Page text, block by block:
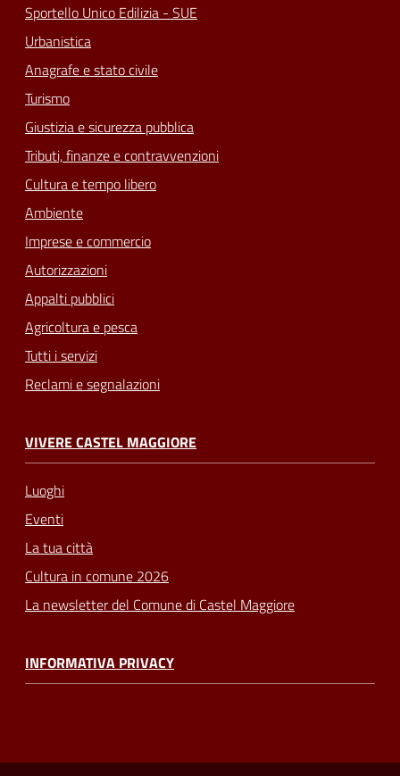
Sportello Unico Edilizia - SUE
Urbanistica
Anagrafe e stato civile
Turismo
Giustizia e sicurezza pubblica
Tributi, finanze e contravvenzioni
Cultura e tempo libero
Ambiente
Imprese e commercio
Autorizzazioni
Appalti pubblici
Agricoltura e pesca
Tutti i servizi
Reclami e segnalazioni
VIVERE CASTEL MAGGIORE
Luoghi
Eventi
La tua città
Cultura in comune 2026
La newsletter del Comune di Castel Maggiore
INFORMATIVA PRIVACY